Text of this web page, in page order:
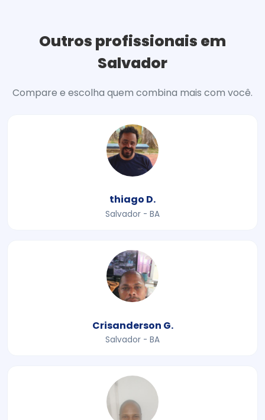
Outros profissionais em
Salvador
Compare e escolha quem combina mais com você.
thiago D.
Salvador - BA
Crisanderson G.
Salvador - BA